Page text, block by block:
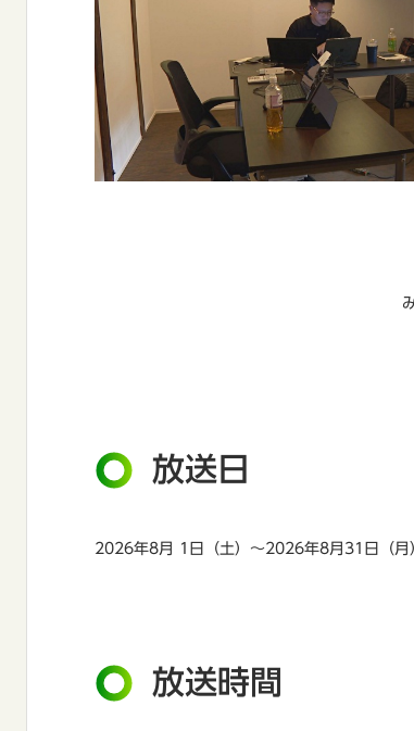
放送日
2026年8月 1日（土）～2026年8月31日（月
放送時間